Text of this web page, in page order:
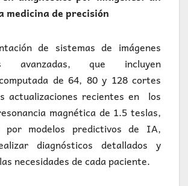
medicina de precisión
de sistemas de imágenes
avanzadas, que incluyen
de 64, 80 y 128 cortes
actualizaciones recientes en los
magnética de 1.5 teslas,
por modelos predictivos de IA,
diagnósticos detallados y
necesidades de cada paciente.